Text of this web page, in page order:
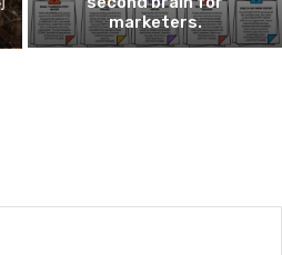
marketers.